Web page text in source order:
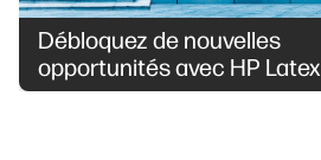
Débloquez de nouvelles
opportunités avec HP Latex